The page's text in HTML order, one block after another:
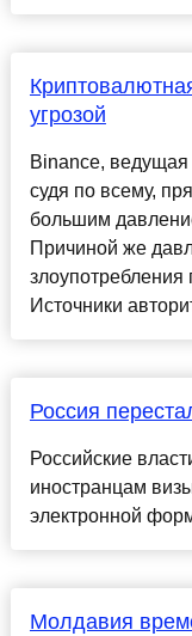
угрозой
Binance, ведущая
судя по всему,
большим
Причиной же
Источники
Россия
Российские
иностранцам
электронной
Молдавия